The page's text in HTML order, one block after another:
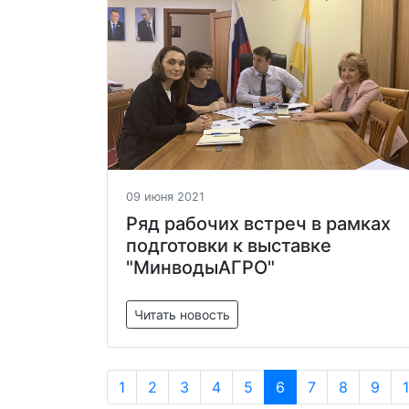
09 июня 2021
Ряд рабочих встреч в рамках
подготовки к выставке
"МинводыАГРО"
Читать новость
1 2 3 4 5 6 7 8 9